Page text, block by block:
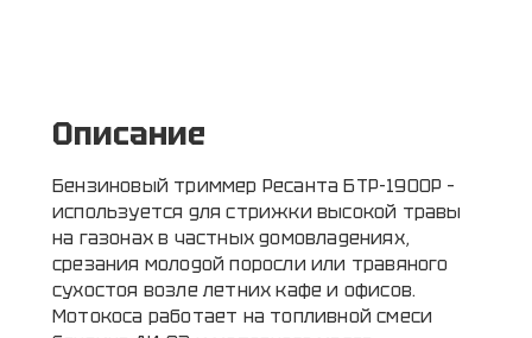
Описание
Бензиновый триммер Ресанта БТР-1900Р –
используется для стрижки высокой травы
на газонах в частных домовладениях,
срезания молодой поросли или травяного
сухостоя возле летних кафе и офисов.
Мотокоса работает на топливной смеси